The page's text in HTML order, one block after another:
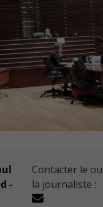
-
Contacter le ou
la journaliste :